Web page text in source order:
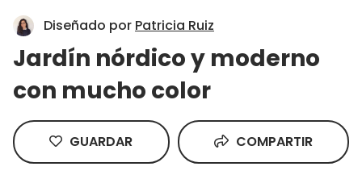
Diseñado por Patricia Ruiz
Jardín nórdico y moderno
con mucho color
GUARDAR COMPARTIR